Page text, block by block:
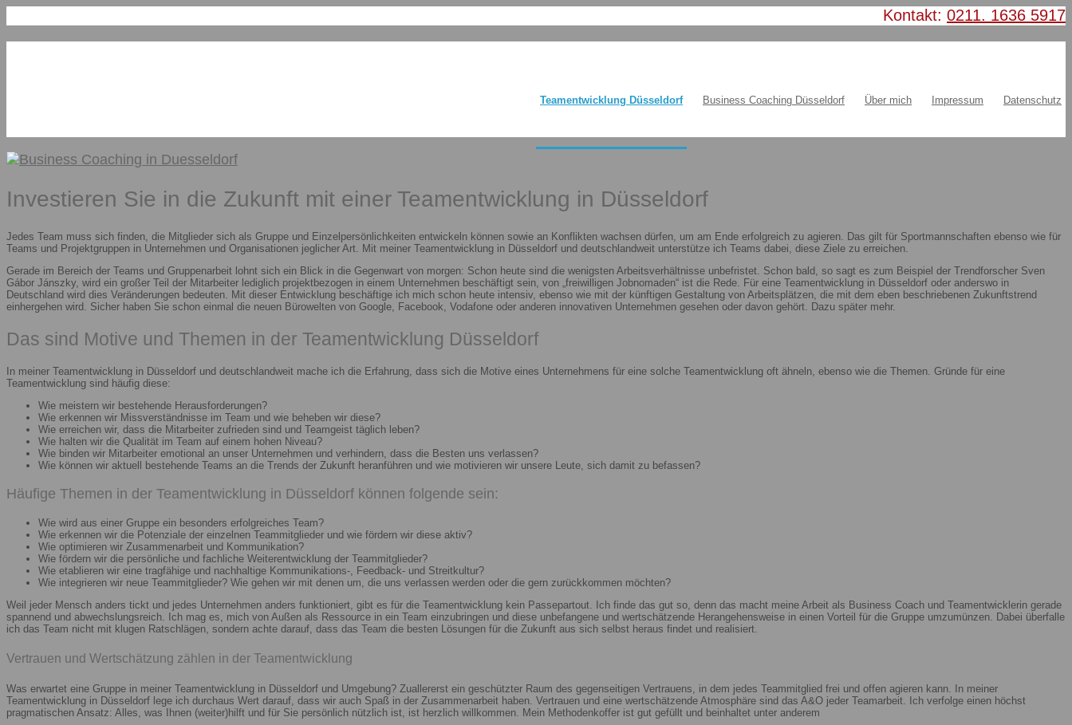
Kontakt: 0211. 1636 5917
Teamentwicklung Düsseldorf Business Coaching Düsseldorf Über mich Impressum Datenschutz
Investieren Sie in die Zukunft mit einer Teamentwicklung in Düsseldorf
Jedes Team muss sich finden, die Mitglieder sich als Gruppe und Einzelpersönlichkeiten entwickeln können sowie an Konflikten wachsen dürfen, um am Ende erfolgreich zu agieren. Das gilt für Sportmannschaften ebenso wie für
Teams und Projektgruppen in Unternehmen und Organisationen jeglicher Art. Mit meiner Teamentwicklung in Düsseldorf und deutschlandweit unterstütze ich Teams dabei, diese Ziele zu erreichen.
Gerade im Bereich der Teams und Gruppenarbeit lohnt sich ein Blick in die Gegenwart von morgen: Schon heute sind die wenigsten Arbeitsverhältnisse unbefristet. Schon bald, so sagt es zum Beispiel der Trendforscher Sven
Gábor Jánszky, wird ein großer Teil der Mitarbeiter lediglich projektbezogen in einem Unternehmen beschäftigt sein, von „freiwilligen Jobnomaden“ ist die Rede. Für eine Teamentwicklung in Düsseldorf oder anderswo in
Deutschland wird dies Veränderungen bedeuten. Mit dieser Entwicklung beschäftige ich mich schon heute intensiv, ebenso wie mit der künftigen Gestaltung von Arbeitsplätzen, die mit dem eben beschriebenen Zukunftstrend
einhergehen wird. Sicher haben Sie schon einmal die neuen Bürowelten von Google, Facebook, Vodafone oder anderen innovativen Unternehmen gesehen oder davon gehört. Dazu später mehr.
Das sind Motive und Themen in der Teamentwicklung Düsseldorf
In meiner Teamentwicklung in Düsseldorf und deutschlandweit mache ich die Erfahrung, dass sich die Motive eines Unternehmens für eine solche Teamentwicklung oft ähneln, ebenso wie die Themen. Gründe für eine
Teamentwicklung sind häufig diese:
Wie meistern wir bestehende Herausforderungen?
Wie erkennen wir Missverständnisse im Team und wie beheben wir diese?
Wie erreichen wir, dass die Mitarbeiter zufrieden sind und Teamgeist täglich leben?
Wie halten wir die Qualität im Team auf einem hohen Niveau?
Wie binden wir Mitarbeiter emotional an unser Unternehmen und verhindern, dass die Besten uns verlassen?
Wie können wir aktuell bestehende Teams an die Trends der Zukunft heranführen und wie motivieren wir unsere Leute, sich damit zu befassen?
Häufige Themen in der Teamentwicklung in Düsseldorf können folgende sein:
Wie wird aus einer Gruppe ein besonders erfolgreiches Team?
Wie erkennen wir die Potenziale der einzelnen Teammitglieder und wie fördern wir diese aktiv?
Wie optimieren wir Zusammenarbeit und Kommunikation?
Wie fördern wir die persönliche und fachliche Weiterentwicklung der Teammitglieder?
Wie etablieren wir eine tragfähige und nachhaltige Kommunikations-, Feedback- und Streitkultur?
Wie integrieren wir neue Teammitglieder? Wie gehen wir mit denen um, die uns verlassen werden oder die gern zurückkommen möchten?
Weil jeder Mensch anders tickt und jedes Unternehmen anders funktioniert, gibt es für die Teamentwicklung kein Passepartout. Ich finde das gut so, denn das macht meine Arbeit als Business Coach und Teamentwicklerin gerade
spannend und abwechslungsreich. Ich mag es, mich von Außen als Ressource in ein Team einzubringen und diese unbefangene und wertschätzende Herangehensweise in einen Vorteil für die Gruppe umzumünzen. Dabei überfalle
ich das Team nicht mit klugen Ratschlägen, sondern achte darauf, dass das Team die besten Lösungen für die Zukunft aus sich selbst heraus findet und realisiert.
Vertrauen und Wertschätzung zählen in der Teamentwicklung
Was erwartet eine Gruppe in meiner Teamentwicklung in Düsseldorf und Umgebung? Zuallererst ein geschützter Raum des gegenseitigen Vertrauens, in dem jedes Teammitglied frei und offen agieren kann. In meiner
Teamentwicklung in Düsseldorf lege ich durchaus Wert darauf, dass wir auch Spaß in der Zusammenarbeit haben. Vertrauen und eine wertschätzende Atmosphäre sind das A&O jeder Teamarbeit. Ich verfolge einen höchst
pragmatischen Ansatz: Alles, was Ihnen (weiter)hilft und für Sie persönlich nützlich ist, ist herzlich willkommen. Mein Methodenkoffer ist gut gefüllt und beinhaltet unter anderem